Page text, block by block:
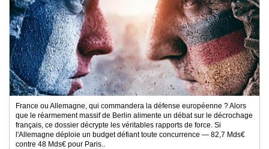
France ou Allemagne, qui commandera la défense européenne ? Alors
que le réarmement massif de Berlin alimente un débat sur le décrochage
français, ce dossier décrypte les véritables rapports de force. Si
l'Allemagne déploie un budget défiant toute concurrence — 82,7 Mds€
contre 48 Mds€ pour Paris..